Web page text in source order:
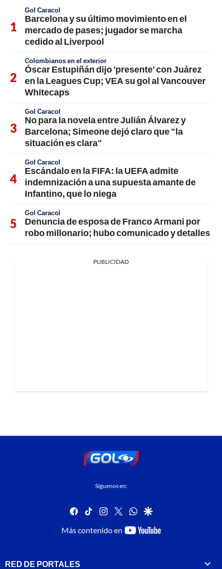
Gol Caracol
Barcelona y su último movimiento en el
mercado de pases; jugador se marcha
cedido al Liverpool
Colombianos en el exterior
Óscar Estupiñán dijo 'presente' con Juárez
en la Leagues Cup; VEA su gol al Vancouver
Whitecaps
Gol Caracol
No para la novela entre Julián Álvarez y
Barcelona; Simeone dejó claro que "la
situación es clara"
Gol Caracol
Escándalo en la FIFA: la UEFA admite
indemnización a una supuesta amante de
Infantino, que lo niega
Gol Caracol
Denuncia de esposa de Franco Armani por
robo millonario; hubo comunicado y detalles
PUBLICIDAD
Síguenos en:
facebook
tiktok instagram
twitterwhatsapp
google
Más contenido en
youtube-
RED DE PORTALES